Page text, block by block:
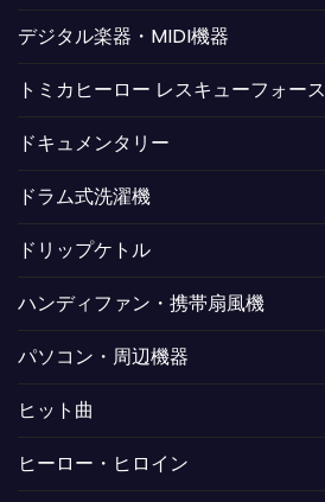
デジタル楽器・MIDI機器
トミカヒーロー レスキューフォース
ドキュメンタリー
ドラム式洗濯機
ドリップケトル
ハンディファン・携帯扇風機
パソコン・周辺機器
ヒット曲
ヒーロー・ヒロイン